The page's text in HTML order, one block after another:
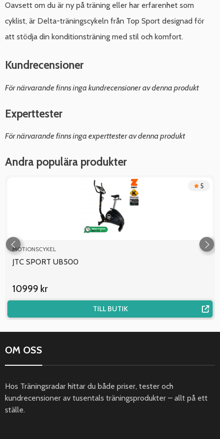
Oavsett om du är ny på träning eller har erfarenhet som
cyklist, är Delta-träningscykeln från Top Sport designad för
att stödja din konditionsträning med stil och komfort.
Kundrecensioner
För närvarande finns inga kundrecensioner av denna produkt
Experttester
För närvarande finns inga experttester av denna produkt
Andra populära produkter
5
MOTIONSCYKEL
JTC SPORT UB500
10999 kr
TILL BUTIK
OM OSS
Hos Träningsradar hittar du både priser, tester och
kundrecensioner av tusentals träningsprodukter – allt på ett
ställe.